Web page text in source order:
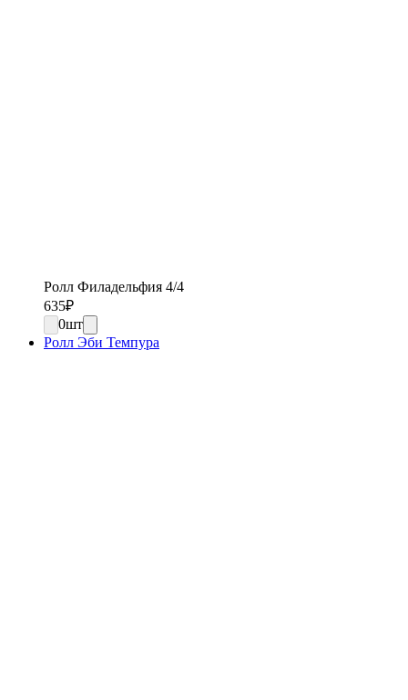
Ролл Филадельфия 4/4
635₽
0шт
Ролл Эби Темпура